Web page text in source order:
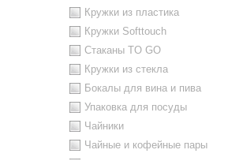
Кружки из пластика
Кружки Softtouch
Стаканы TO GO
Кружки из стекла
Бокалы для вина и пива
Упаковка для посуды
Чайники
Чайные и кофейные пары